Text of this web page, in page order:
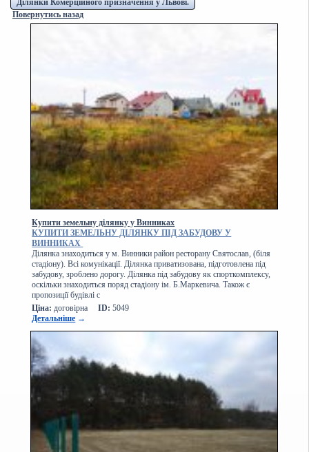
Ділянки Комерційного призначення у Львові.
Повернутись назад
Купити земельну ділянку у Винниках
КУПИТИ ЗЕМЕЛЬНУ ДІЛЯНКУ ПІД ЗАБУДОВУ У
ВИННИКАХ
Ділянка знаходиться у м. Винники район ресторану Святослав, (біля
стадіону). Всі комунікації. Ділянка приватизована, підготовлена під
забудову, зроблено дорогу. Ділянка під забудову як спорткомплексу,
оскільки знаходиться поряд стадіону ім. Б.Маркевича. Також є
пропозиції будівлі с
Ціна: договірна ID: 5049
Детальніше →